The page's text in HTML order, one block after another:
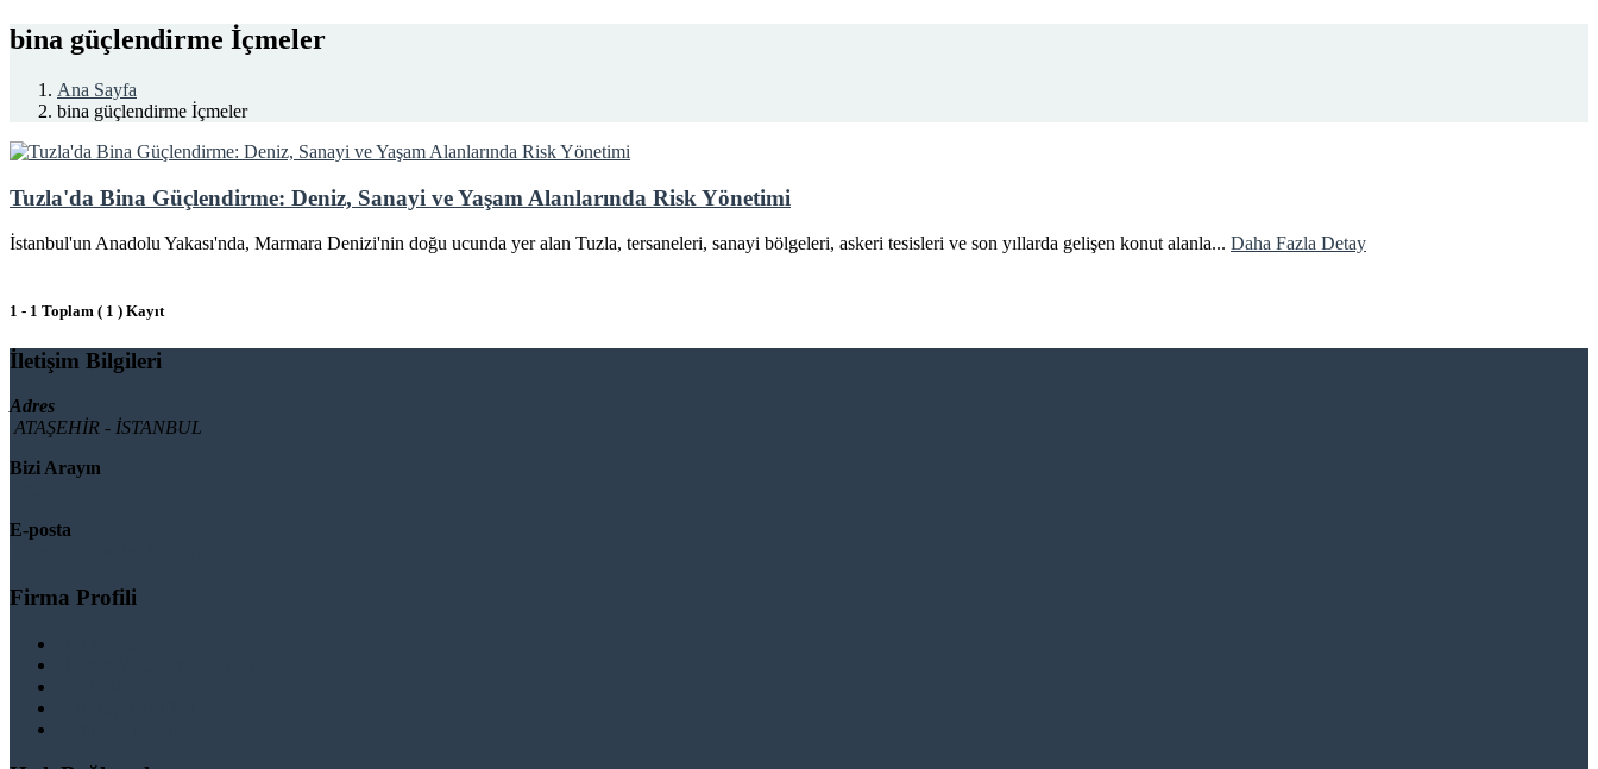
bina güçlendirme İçmeler
Ana Sayfa
bina güçlendirme İçmeler
Tuzla'da Bina Güçlendirme: Deniz, Sanayi ve Yaşam Alanlarında Risk Yönetimi
İstanbul'un Anadolu Yakası'nda, Marmara Denizi'nin doğu ucunda yer alan Tuzla, tersaneleri, sanayi bölgeleri, askeri tesisleri ve son yıllarda gelişen konut alanla... Daha Fazla Detay
1 - 1 Toplam ( 1 ) Kayıt
İletişim Bilgileri
Adres
ATAŞEHİR - İSTANBUL
Bizi Arayın
E-posta
Firma Profili